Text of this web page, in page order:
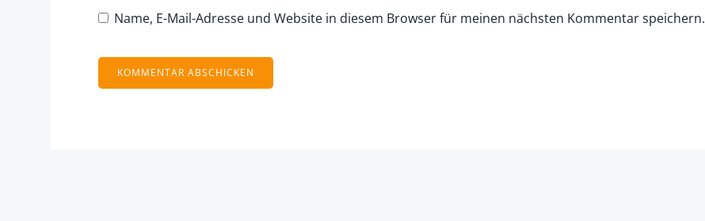
Name, E-Mail-Adresse und Website in diesem Browser für meinen nächsten Kommentar speichern.